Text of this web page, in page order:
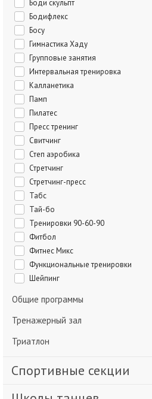
Боди скульпт
Бодифлекс
Босу
Гимнастика Хаду
Групповые занятия
Интервальная тренировка
Калланетика
Памп
Пилатес
Пресс тренинг
Свитчинг
Степ аэробика
Стретчинг
Стретчинг-пресс
Табс
Тай-бо
Тренировки 90-60-90
Фитбол
Фитнес Микс
Функциональные тренировки
Шейпинг
Общие программы
Тренажерный зал
Триатлон
Спортивные секции